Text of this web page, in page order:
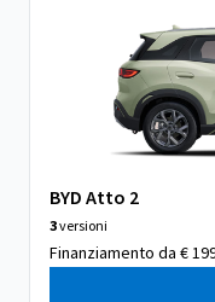
BYD Atto 2
3versioni
Finanziamento da €